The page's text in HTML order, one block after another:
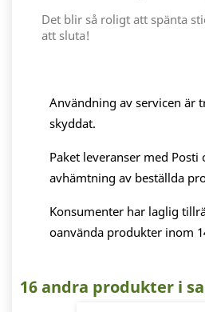
Det blir så roligt att spänta
att sluta!
Användning av servicen är
skyddat.
Paket leveranser med
avhämtning av beställda
Konsumenter har laglig
oanvända produkter inom
16 andra produkter i